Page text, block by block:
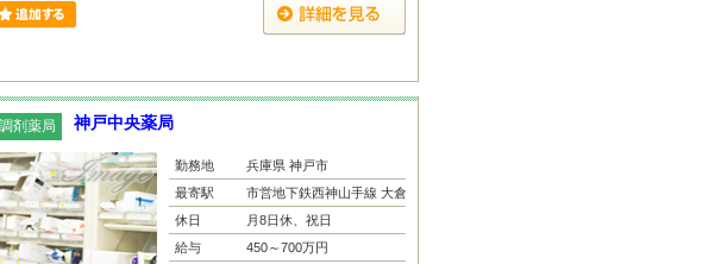
調剤薬局 神戸中央薬局
勤務地
兵庫県 神戸市
最寄駅
市営地下鉄西神山手線 大倉山...
休日
月8日休、祝日
給与
450～700万円